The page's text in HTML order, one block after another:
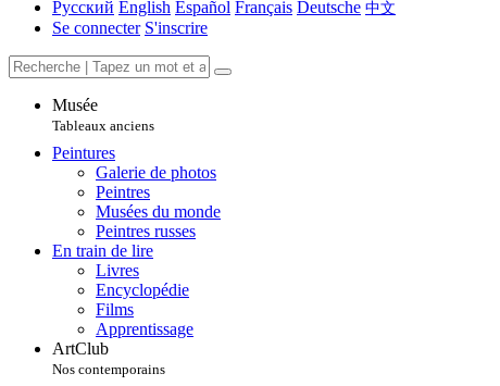
Русский English Español Français Deutsche 中文
Se connecter S'inscrire
Musée
Tableaux anciens
Peintures
Galerie de photos
Peintres
Musées du monde
Peintres russes
En train de lire
Livres
Encyclopédie
Films
Apprentissage
ArtClub
Nos contemporains